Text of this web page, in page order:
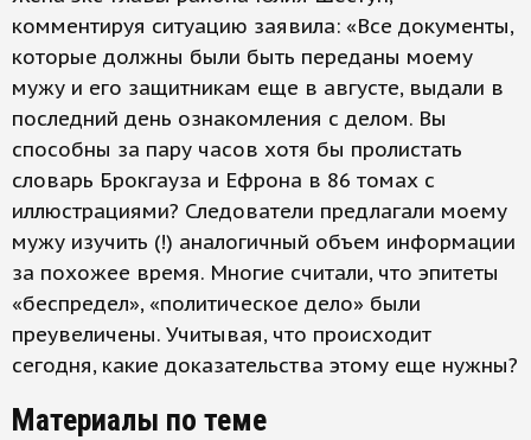
комментируя ситуацию заявила: «Все документы,
которые должны были быть переданы моему
мужу и его защитникам еще в августе, выдали в
последний день ознакомления с делом. Вы
способны за пару часов хотя бы пролистать
словарь Брокгауза и Ефрона в 86 томах с
иллюстрациями? Следователи предлагали моему
мужу изучить (!) аналогичный объем информации
за похожее время. Многие считали, что эпитеты
«беспредел», «политическое дело» были
преувеличены. Учитывая, что происходит
сегодня, какие доказательства этому еще нужны?
Материалы по теме